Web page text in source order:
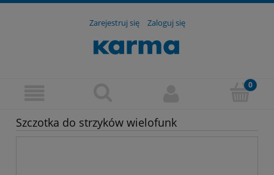
Zarejestruj się Zaloguj się
Szczotka do strzyków wielofunk